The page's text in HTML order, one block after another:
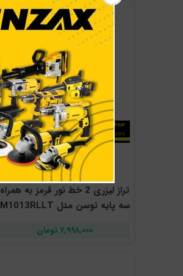
تراز لیزری 2 خط نور قرمز به همراه
سه پایه توسن مدل M1013RLLT
۷,۹۹۸,۰۰۰ تومان